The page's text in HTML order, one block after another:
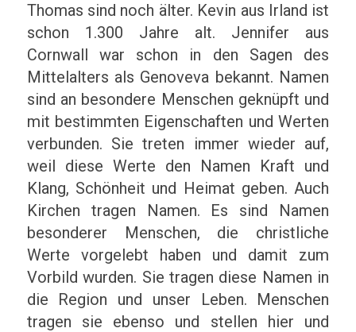
Thomas sind noch älter. Kevin aus Irland ist
schon 1.300 Jahre alt. Jennifer aus
Cornwall war schon in den Sagen des
Mittelalters als Genoveva bekannt. Namen
sind an besondere Menschen geknüpft und
mit bestimmten Eigenschaften und Werten
verbunden. Sie treten immer wieder auf,
weil diese Werte den Namen Kraft und
Klang, Schönheit und Heimat geben. Auch
Kirchen tragen Namen. Es sind Namen
besonderer Menschen, die christliche
Werte vorgelebt haben und damit zum
Vorbild wurden. Sie tragen diese Namen in
die Region und unser Leben. Menschen
tragen sie ebenso und stellen hier und